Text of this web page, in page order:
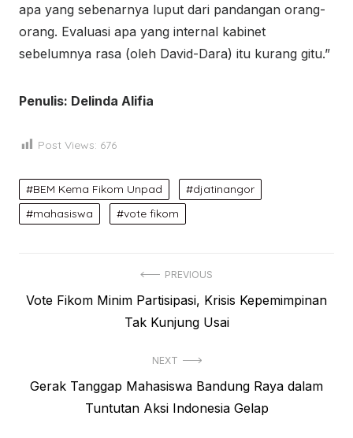
apa yang sebenarnya luput dari pandangan orang-
orang. Evaluasi apa yang internal kabinet
sebelumnya rasa (oleh David-Dara) itu kurang gitu.”
Penulis: Delinda Alifia
Post Views: 676
BEM Kema Fikom Unpad
djatinangor
mahasiswa
vote fikom
navigation
PREVIOUS
Previous
Vote Fikom Minim Partisipasi, Krisis Kepemimpinan
Tak Kunjung Usai
NEXT
Next
Gerak Tanggap Mahasiswa Bandung Raya dalam
Tuntutan Aksi Indonesia Gelap